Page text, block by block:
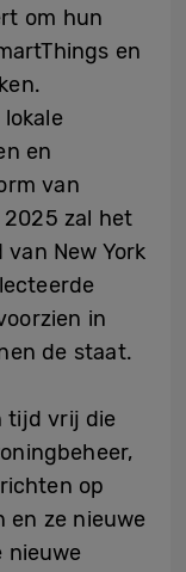
om hun
en
en
van
zal het
New York
in
de staat.
tijd vrij die
op
en ze nieuwe
nieuwe